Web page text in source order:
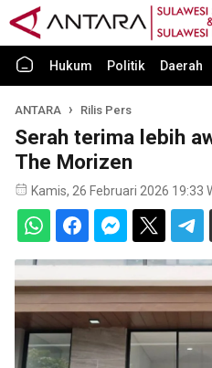
Hukum Politik Daerah
ANTARA Rilis Pers
Serah terima lebih
The Morizen
Kamis, 26 Februari 2026 19:33